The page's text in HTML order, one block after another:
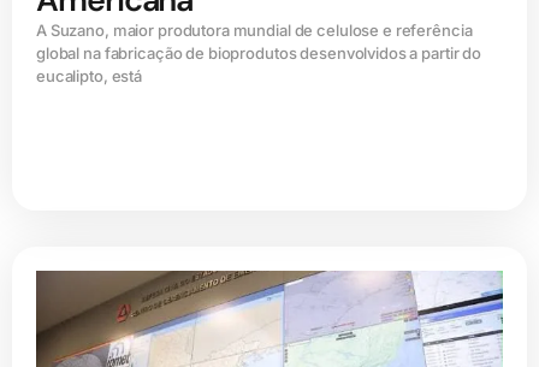
A Suzano, maior produtora mundial de celulose e referência
global na fabricação de bioprodutos desenvolvidos a partir do
eucalipto, está